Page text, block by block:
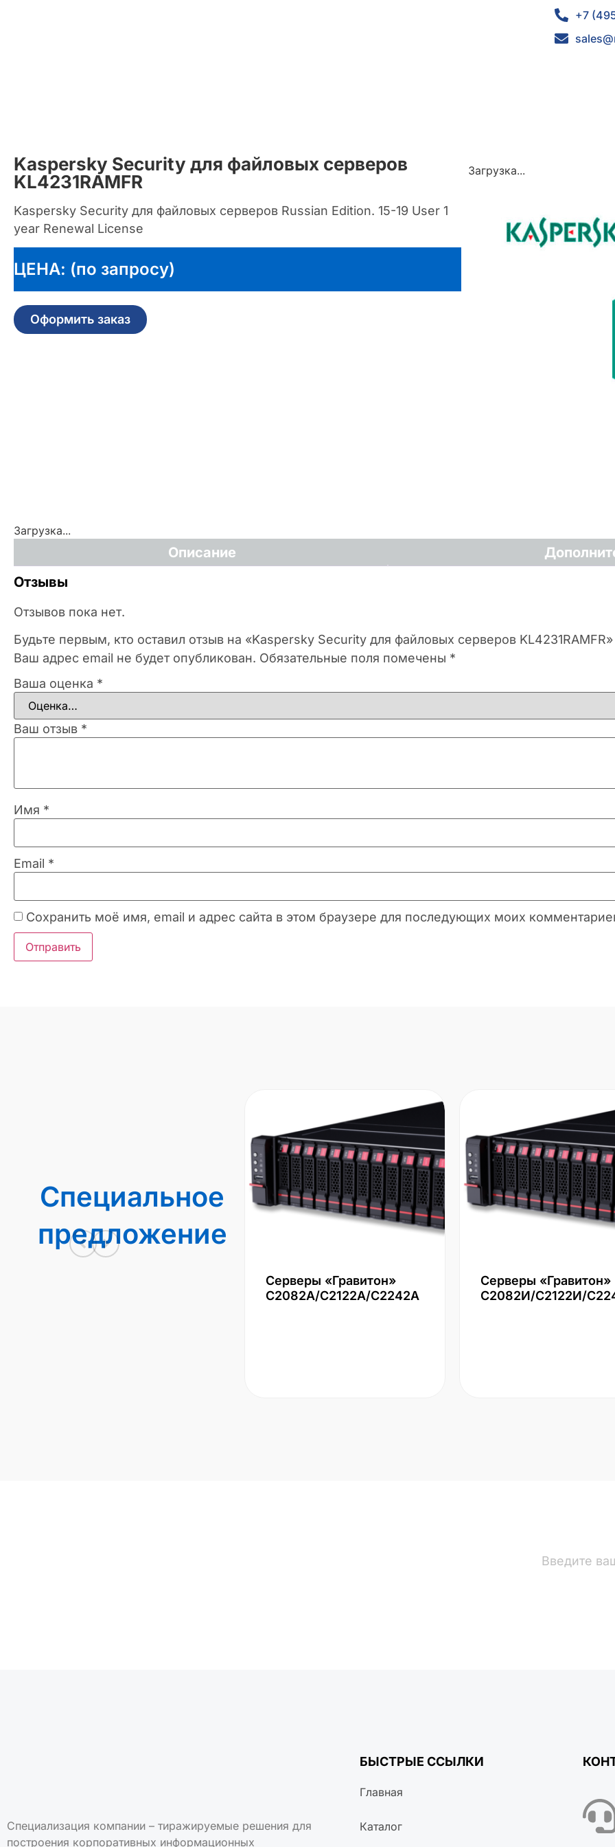
+7
Kaspersky Security для файловых серверов
KL4231RAMFR
Kaspersky Security для файловых серверов Russian Edition. 15-19 User 1
year Renewal License
ЦЕНА: (по запросу)
Оформить заказ
Загрузка...
Загрузка...
Описание
Отзывы
Отзывов пока нет.
Будьте первым, кто оставил отзыв на «Kaspersky Security для файловых серверов KL4231RAMFR»
Ваш адрес email не будет опубликован. Обязательные поля помечены *
Ваша оценка *
Ваш отзыв *
Имя *
Email *
Сохранить моё имя, email и адрес сайта в этом браузере для последующих моих
Специальное
предложение
Серверы «Гравитон»
С2082А/С2122А/С2242А
Серверы «Гравитон»
С2082И/С2122И/
Специализация компании – тиражируемые решения для
построения корпоративных информационных
БЫСТРЫЕ ССЫЛКИ
Главная
Каталог